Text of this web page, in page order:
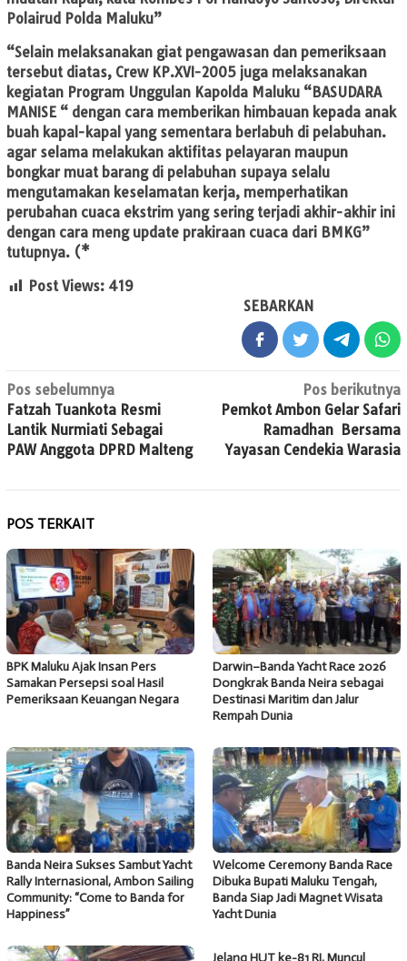
Polairud Polda Maluku”
“Selain melaksanakan giat pengawasan dan pemeriksaan
tersebut diatas, Crew KP.XVI-2005 juga melaksanakan
kegiatan Program Unggulan Kapolda Maluku “BASUDARA
MANISE “ dengan cara memberikan himbauan kepada anak
buah kapal-kapal yang sementara berlabuh di pelabuhan.
agar selama melakukan aktifitas pelayaran maupun
bongkar muat barang di pelabuhan supaya selalu
mengutamakan keselamatan kerja, memperhatikan
perubahan cuaca ekstrim yang sering terjadi akhir-akhir ini
dengan cara meng update prakiraan cuaca dari BMKG”
tutupnya. (*
Post Views: 419
SEBARKAN
Navigasi
pos
Pos sebelumnya
Fatzah Tuankota Resmi
Lantik Nurmiati Sebagai
PAW Anggota DPRD Malteng
Pos berikutnya
Pemkot Ambon Gelar Safari
Ramadhan Bersama
Yayasan Cendekia Warasia
POS TERKAIT
BPK Maluku Ajak Insan Pers
Samakan Persepsi soal Hasil
Pemeriksaan Keuangan Negara
Darwin–Banda Yacht Race 2026
Dongkrak Banda Neira sebagai
Destinasi Maritim dan Jalur
Rempah Dunia
Banda Neira Sukses Sambut Yacht
Rally Internasional, Ambon Sailing
Community: “Come to Banda for
Happiness”
Welcome Ceremony Banda Race
Dibuka Bupati Maluku Tengah,
Banda Siap Jadi Magnet Wisata
Yacht Dunia